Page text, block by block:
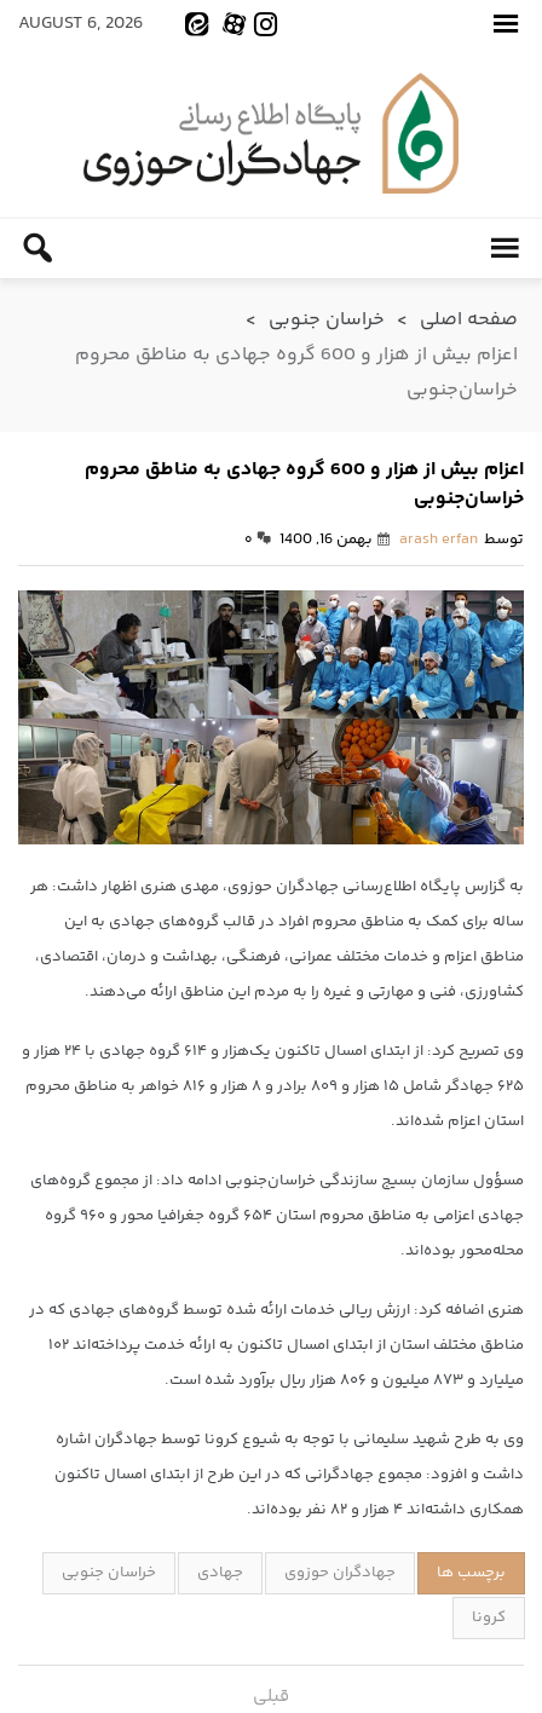
AUGUST 6, 2026
صفحه اصلی > خراسان جنوبی >
اعزام بیش از هزار و 600 گروه جهادی به مناطق محروم
خراسان‌جنوبی
اعزام بیش از هزار و 600 گروه جهادی به مناطق محروم
خراسان‌جنوبی
توسط arash erfan بهمن 16, 1400 ۰
به گزارس پایگاه اطلاع‌رسانی جهادگران حوزوی، مهدی هنری اظهار داشت: هر
ساله برای کمک به مناطق محروم افراد در قالب گروه‌های جهادی به این
مناطق اعزام و خدمات مختلف عمرانی، فرهنگی، بهداشت و درمان، اقتصادی،
کشاورزی، فنی و مهارتی و غیره را به مردم این مناطق ارائه می‌دهند.
وی تصریح کرد: از ابتدای امسال تاکنون یک‌هزار و ۶۱۴ گروه جهادی با ۲۴ هزار و
۶۲۵ جهادگر شامل ۱۵ هزار و ۸۰۹ برادر و ۸ هزار و ۸۱۶ خواهر به مناطق محروم
استان اعزام شده‌اند.
مسؤول سازمان بسیج سازندگی خراسان‌جنوبی ادامه داد: از مجموع گروه‌های
جهادی اعزامی به مناطق محروم استان ۶۵۴ گروه جغرافیا محور و ۹۶۰ گروه
محله‌محور بوده‌اند.
هنری اضافه کرد: ارزش ریالی خدمات ارائه شده توسط گروه‌های جهادی که در
مناطق مختلف استان از ابتدای امسال تاکنون به ارائه خدمت پرداخته‌اند ۱۰۲
میلیارد و ۸۷۳ میلیون و ۸۰۶ هزار ریال برآورد شده است.
وی به طرح شهید سلیمانی با توجه به شیوع کرونا توسط جهادگران اشاره
داشت و افزود: مجموع جهادگرانی که در این طرح از ابتدای امسال تاکنون
همکاری داشته‌اند ۴ هزار و ۸۲ نفر بوده‌اند.
برچسب ها جهادگران حوزوی جهادی
خراسان جنوبی
کرونا
قبلی